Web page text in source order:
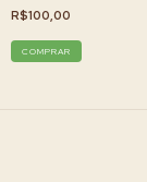
R$100,00